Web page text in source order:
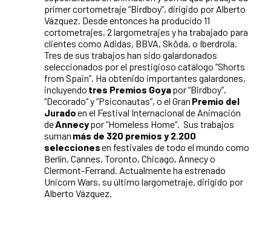
primer cortometraje “Birdboy”, dirigido por Alberto
Vázquez. Desde entonces ha producido 11
cortometrajes, 2 largometrajes y ha trabajado para
clientes como Adidas, BBVA, Skôda, o Iberdrola.
Tres de sus trabajos han sido galardonados
seleccionados por el prestigioso catálogo “Shorts
from Spain”. Ha obtenido importantes galardones,
incluyendo tres Premios Goyapor “Birdboy”,
“Decorado” y “Psiconautas”, o el Gran Premio del
Juradoen el Festival Internacional de Animación
deAnnecypor “Homeless Home”. Sus trabajos
suman más de 320 premios y 2.200
seleccionesen festivales de todo el mundo como
Berlín, Cannes, Toronto, Chicago, Annecy o
Clermont-Ferrand. Actualmente ha estrenado
Unicorn Wars, su último largometraje, dirigido por
Alberto Vázquez.